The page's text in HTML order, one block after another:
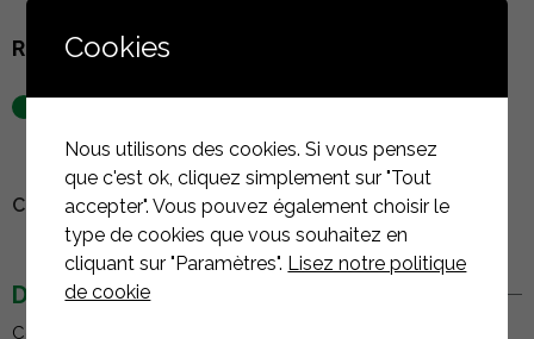
Référence :AC-ID-2-20-APR
CONNECTEZ-VOUS POUR VOIR LE PRIX
DESCRIPTION
Coffret AC Monophasé 3kWc : Équipé de disjoncteurs
Cookies
Nous utilisons des cookies. Si vous pensez
que c'est ok, cliquez simplement sur "Tout
accepter". Vous pouvez également choisir le
type de cookies que vous souhaitez en
cliquant sur "Paramètres". Lisez notre politique
de cookie